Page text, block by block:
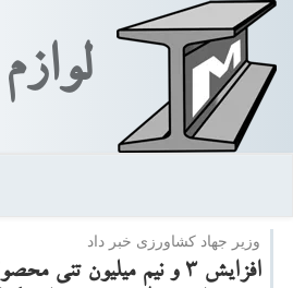
وزیر جهاد كشاورزی خبر داد
افزایش ۳ و نیم میلیون